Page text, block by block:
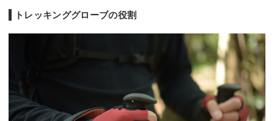
トレッキンググローブの役割